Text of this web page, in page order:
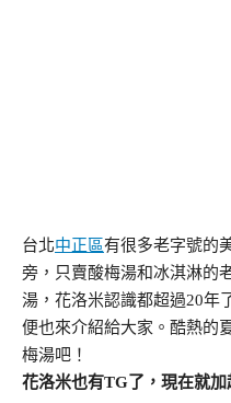
台北中正區有很多老字號的
旁，只賣酸梅湯和冰淇淋的
湯，花洛米認識都超過20年
便也來介紹給大家。酷熱的
梅湯吧！
花洛米也有TG了，現在就加